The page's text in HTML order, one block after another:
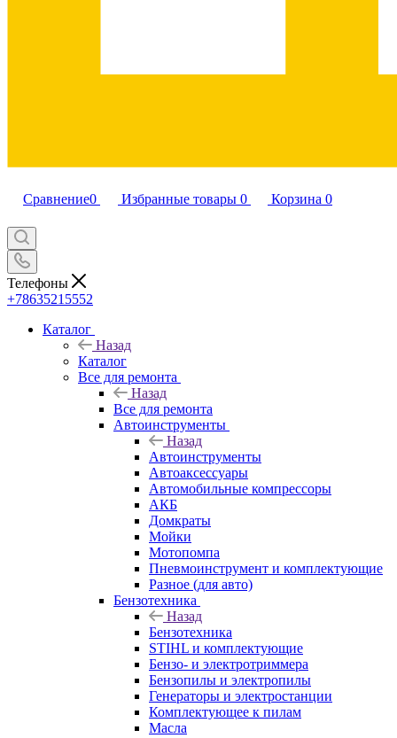
Сравнение0 Избранные товары 0 Корзина 0
Телефоны
+78635215552
Каталог
Назад
Каталог
Все для ремонта
Назад
Все для ремонта
Автоинструменты
Назад
Автоинструменты
Автоаксессуары
Автомобильные компрессоры
АКБ
Домкраты
Мойки
Мотопомпа
Пневмоинструмент и комплектующие
Разное (для авто)
Бензотехника
Назад
Бензотехника
STIHL и комплектующие
Бензо- и электротриммера
Бензопилы и электропилы
Генераторы и электростанции
Комплектующее к пилам
Масла